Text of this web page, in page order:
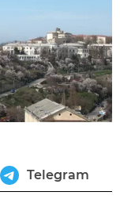
Telegram